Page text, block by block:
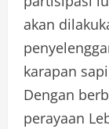
akan
karapan
Dengan
perayaan